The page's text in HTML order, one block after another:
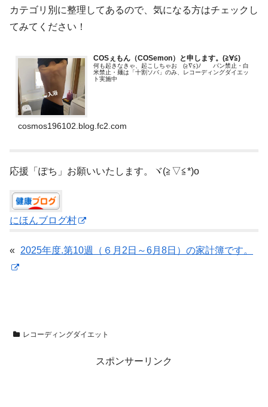
カテゴリ別に整理してあるので、気になる方はチェックし
てみてください！
COSぇもん（COSemon）と申します。(≧∀≦)ゞ
何も起きなきゃ、起こしちゃお (≧∇≦)ﾉ パン禁止・白
米禁止・麺は「十割ソバ」のみ、レコーディングダイエッ
ト実施中
cosmos196102.blog.fc2.com
応援「ぽち」お願いいたします。ヾ(≧▽≦*)o
にほんブログ村
« 2025年度.第10週（６月2日～6月8日）の家計簿です。
レコーディングダイエット
スポンサーリンク